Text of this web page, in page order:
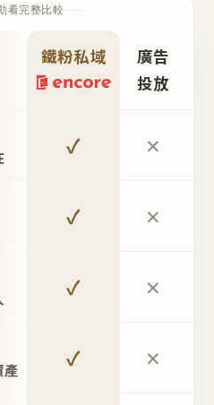
看完整比較
鐵粉私域
廣告
投放
✓ ✕
✓ ✕
✓ ✕
產 ✓ ✕